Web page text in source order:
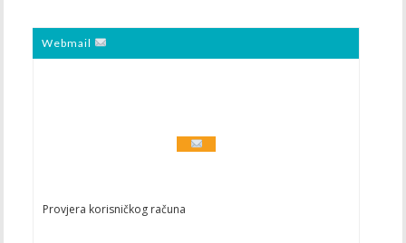
Webmail
Provjera korisničkog računa